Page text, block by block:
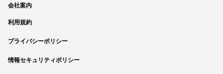
会社案内
利用規約
プライバシーポリシー
情報セキュリティポリシー